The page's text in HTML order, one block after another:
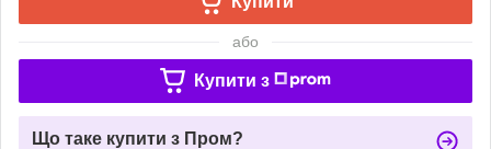
або
Купити з
Що таке купити з Пром?